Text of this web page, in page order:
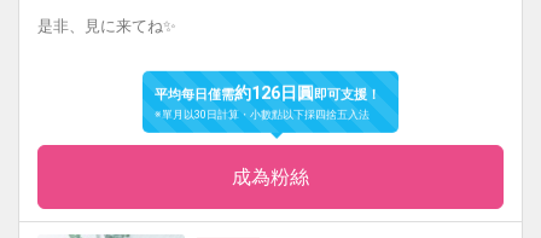
是非、見に来てね✨
平均每日僅需約126日圓即可支援！
※單月以30日計算・小數點以下採四捨五入法
成為粉絲